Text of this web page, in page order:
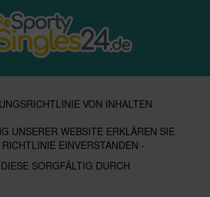
VON INHALTEN
UNSERER WEBSITE ERKLÄREN SIE
EINVERSTANDEN -
SORGFÄLTIG DURCH